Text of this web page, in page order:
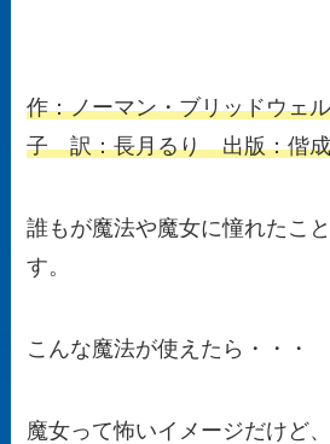
作：ノーマン・ブリッドウェ
子 訳：長月るり 出版：偕
誰もが魔法や魔女に憧れたこ
す。
こんな魔法が使えたら・・・
魔女って怖いイメージだけど